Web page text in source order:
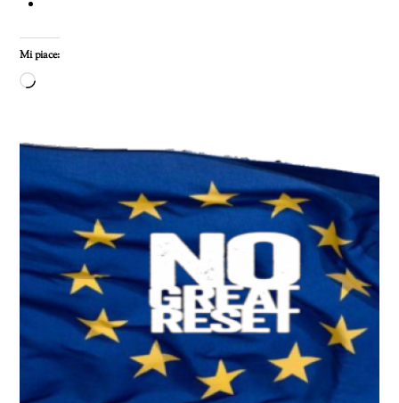
Mi piace:
Caricamento